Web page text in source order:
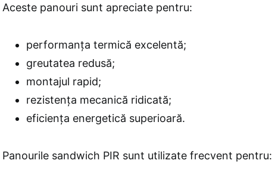
Aceste panouri sunt apreciate pentru:
performanța termică excelentă;
greutatea redusă;
montajul rapid;
rezistența mecanică ridicată;
eficiența energetică superioară.
Panourile sandwich PIR sunt utilizate frecvent pentru: